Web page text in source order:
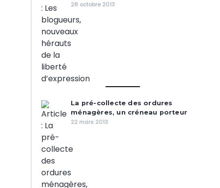
28 octobre 2013
La pré-collecte des ordures
ménagères, un créneau porteur
22 mars 2013